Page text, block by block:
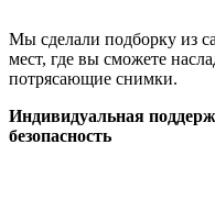
Мы сделали подборку из
мест, где вы сможете
потрясающие снимки.
Индивидуальная
безопасность